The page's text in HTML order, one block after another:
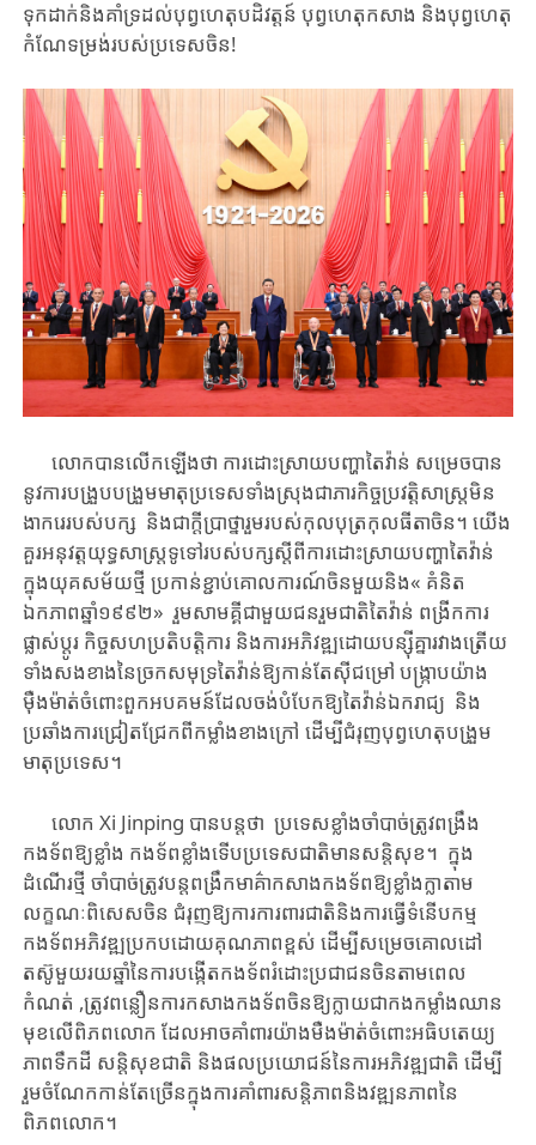
ទុកដាក់និងគាំទ្រដល់បុព្វហេតុបដិវត្តន៍ បុព្វហេតុកសាង និងបុព្វហេតុ
កំណែទម្រង់របស់ប្រទេសចិន​!
លោក​បានលើកឡើងថា ​​ការដោះស្រាយ​បញ្ហា​តៃវ៉ាន់​ សម្រេច​បាន​
នូវ​​ការបង្រួប​​បង្រួម​​មាតុប្រទេស​​ទាំង​ស្រុង​ជា​ភារកិច្ច​​​ប្រវត្តិសាស្ត្រ​​​មិន​
ងាករេ​​របស់​បក្ស ​និងជាក្តី​​​ប្រាថ្នា​រួម​របស់​កុលបុត្រកុលធីតា​​ចិន​​​។ ​យើង​
គួរ​អនុវត្ត​យុទ្ធសាស្ត្រ​ទូទៅ​របស់​បក្ស​ស្តីពី​ការដោះស្រាយ​​​បញ្ហា​តៃវ៉ាន់​
ក្នុង​យុគសម័យថ្មី ​​ប្រកាន់ខ្ជាប់​​គោលការណ៍​​ចិនមួយ​និង​« គំនិត​
ឯកភាពឆ្នាំ១៩៩២» ​​រួមសាមគ្គី​ជាមួយ​ជន​រួម​ជាតិ​​តៃវ៉ាន់​ ​ពង្រីក​ការ
ផ្លាស់ប្តូរ​ ​​​កិច្ចសហប្រតិបត្តិការ ​និង​ការអភិវឌ្ឍ​​ដោយ​បន្ស៊ី​គ្នារវាង​​ត្រើយ
ទាំងសងខាង​នៃច្រកសមុទ្រ​តៃវ៉ាន់​ឱ្យ​កាន់តែ​ស៊ីជម្រៅ​​ ​​បង្ក្រាប​យ៉ាង​
ម៉ឺងម៉ាត់​ចំពោះ​ពួក​អបគមន៍​ដែល​ចង់​បំបែក​ឱ្យ​តៃវ៉ាន់ឯករាជ្យ​​ ​និង​​
ប្រឆាំង​ការជ្រៀតជ្រែក​ពី​កម្លាំង​ខាង​ក្រៅ ​ដើម្បី​ជំរុញ​បុព្វហេតុ​បង្រួម
មាតុប្រទេស​។​
លោក​​ Xi Jinping ​បានបន្តថា ​​​ប្រទេសខ្លាំង​ចាំបាច់ត្រូវ​ពង្រឹង​
កងទ័ព​ឱ្យ​ខ្លាំង​ ​កងទ័ព​ខ្លាំង​ទើប​ប្រទេសជាតិមានសន្តិសុខ​។​ ​​ក្នុង
ដំណើរ​​ថ្មី ​​ចាំបាច់​ត្រូវបន្ត​ពង្រឹក​មាគ៌ា​កសាង​កងទ័ព​ឱ្យ​ខ្លាំងក្លា​តាម​
លក្ខណៈពិសេសចិន ​​ជំរុញ​​ឱ្យ​​​ការការពារជាតិនិង​ការ​ធ្វើ​​​ទំនើបកម្ម​
កងទ័ព​អភិវឌ្ឍ​ប្រកបដោយគុណភាព​ខ្ពស់ ​​ដើម្បី​សម្រេច​គោលដៅ​
តស៊ូ​មួយរយឆ្នាំ​នៃ​ការបង្កើត​កងទ័ពរំដោះប្រជាជនចិន​តាមពេល
កំណត់ ​​​,​​ត្រូវ​ពន្លឿន​ការ​​កសាង​កងទ័ព​ចិន​ឱ្យ​ក្លាយជា​កងកម្លាំង​ឈាន
មុខ​លើ​ពិភពលោក​ ​ដែល​អាច​គាំពារ​យ៉ាង​មឺងម៉ាត់​ចំពោះ​អធិបតេយ្យ
ភាពទឹកដី ​សន្តិសុខជាតិ ​និង​ផលប្រយោជន៍​នៃ​ការ​អភិវឌ្ឍ​ជាតិ ​​ដើម្បី​
រួមចំណែក​កាន់តែច្រើន​ក្នុង​ការគាំពារ​សន្តិភាព​និង​វឌ្ឍនភាព​នៃ​
ពិភពលោក។